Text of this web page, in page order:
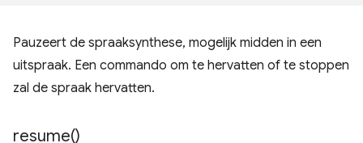
Pauzeert de spraaksynthese, mogelijk midden in een
uitspraak. Een commando om te hervatten of te stoppen
zal de spraak hervatten.
resume()